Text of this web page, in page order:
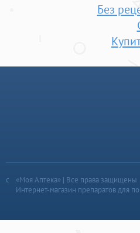
Без
«Моя Аптека» | Все права защищены
Интернет-магазин препаратов для